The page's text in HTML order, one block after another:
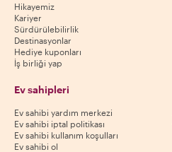
Hikayemiz
Kariyer
Sürdürülebilirlik
Destinasyonlar
Hediye kuponları
İş birliği yap
Ev sahipleri
Ev sahibi yardım merkezi
Ev sahibi iptal politikası
Ev sahibi kullanım koşulları
Ev sahibi ol